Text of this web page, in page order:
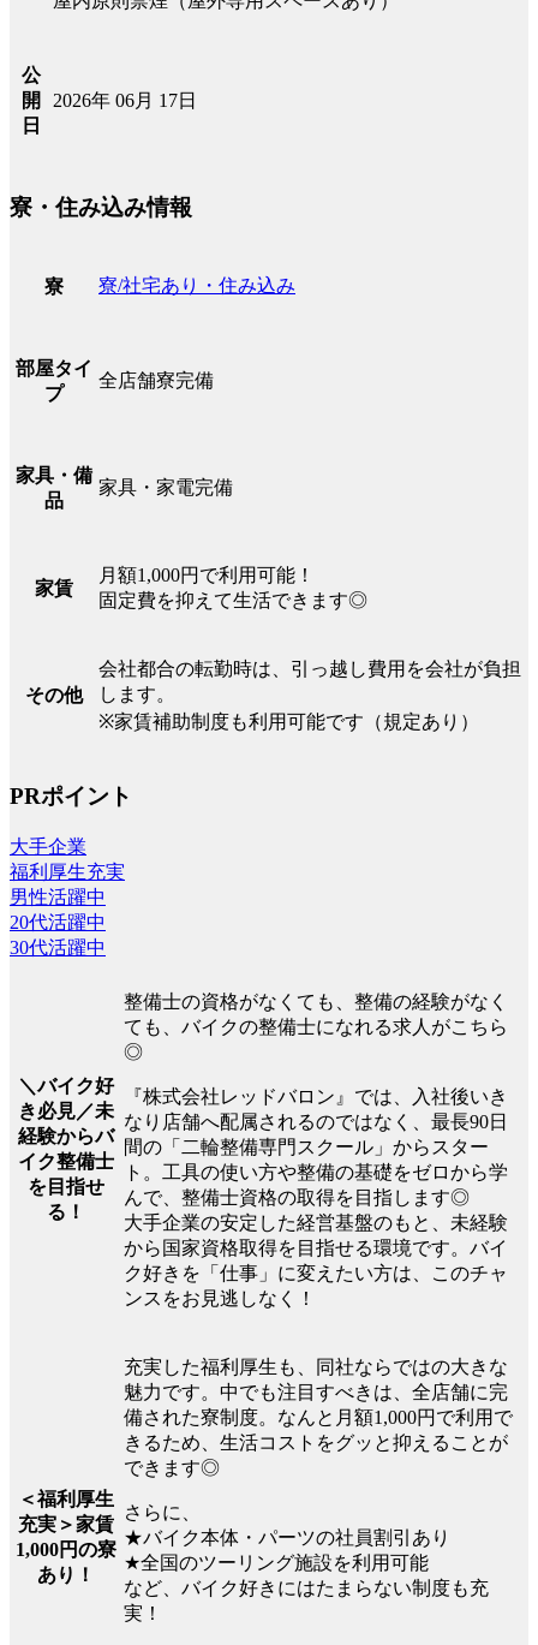
公
開
日
2026年 06月 17日
寮・住み込み情報
寮 寮/社宅あり・住み込み
部屋タイ
プ
全店舗寮完備
家具・備
品
家具・家電完備
家賃
月額1,000円で利用可能！
固定費を抑えて生活できます◎
その他
会社都合の転勤時は、引っ越し費用を会社が負担
します。
※家賃補助制度も利用可能です（規定あり）
PRポイント
大手企業
福利厚生充実
男性活躍中
20代活躍中
30代活躍中
＼バイク好
き必見／未
経験からバ
イク整備士
を目指せ
る！
整備士の資格がなくても、整備の経験がなく
ても、バイクの整備士になれる求人がこちら
◎
『株式会社レッドバロン』では、入社後いき
なり店舗へ配属されるのではなく、最長90日
間の「二輪整備専門スクール」からスター
ト。工具の使い方や整備の基礎をゼロから学
んで、整備士資格の取得を目指します◎
大手企業の安定した経営基盤のもと、未経験
から国家資格取得を目指せる環境です。バイ
ク好きを「仕事」に変えたい方は、このチャ
ンスをお見逃しなく！
＜福利厚生
充実＞家賃
1,000円の寮
あり！
充実した福利厚生も、同社ならではの大きな
魅力です。中でも注目すべきは、全店舗に完
備された寮制度。なんと月額1,000円で利用で
きるため、生活コストをグッと抑えることが
できます◎
さらに、
★バイク本体・パーツの社員割引あり
★全国のツーリング施設を利用可能
など、バイク好きにはたまらない制度も充
実！